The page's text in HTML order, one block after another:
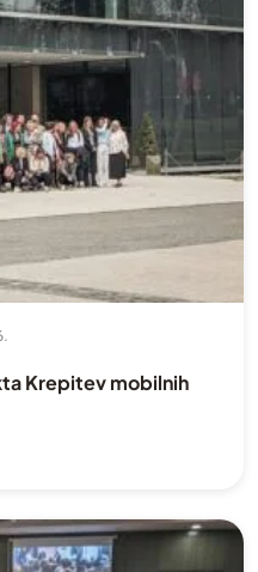
Krepitev mobilnih